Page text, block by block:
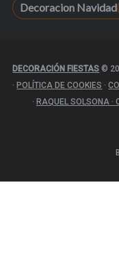
Decoracion Navidad
DECORACIÓN FIESTAS ©
· POLÍTICA DE COOKIES ·
· RAQUEL SOLSONA ·